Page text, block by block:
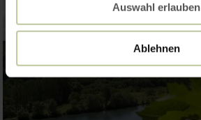
Auswahl erlauben
Ablehnen